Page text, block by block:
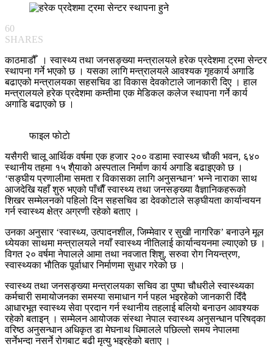
60
SHARES
काठमाडौँ । स्वास्थ्य तथा जनसङ्ख्या मन्त्रालयले हरेक प्रदेशमा ट्रमा सेन्टर
स्थापना गर्ने भएको छ । यसका लागि मन्त्रालयले आवश्यक गृहकार्य अगाडि
बढाएको मन्त्रालयका सहसचिव डा विकास देवकोटाले जानकारी दिए । हाल
मन्त्रालयले हरेक प्रदेशमा कम्तीमा एक मेडिकल कलेज स्थापना गर्ने कार्य
अगाडि बढाएको छ ।
फाइल फाेटाे
यसैगरी चालू आर्थिक वर्षमा एक हजार २०० वडामा स्वास्थ्य चौकी भवन, ६४०
स्थानीय तहमा १५ शै्याको अस्पताल निर्माण कार्य अगाडि बढाइएको छ ।
‘सङ्घीय प्रणालीमा समता र विकासका लागि अनुसन्धान’ भन्ने नाराका साथ
आजदेखि यहाँ शुरु भएको पाँचाैँ स्वास्थ्य तथा जनसङ्ख्या वैज्ञानिकहरूको
शिखर सम्मेलनको पहिलो दिन सहसचिव डा देवकोटाले सङ्घीयता कार्यान्वयन
गर्न स्वास्थ्य क्षेत्र अग्रणी रहेको बताए ।
उनका अनुसार ‘स्वास्थ्य, उत्पादनशील, जिम्मेवार र सुखी नागरिक’ बनाउने मूल
ध्येयका साथमा मन्त्रालयले नयाँ स्वास्थ्य नीतिलाई कार्यान्वयनमा ल्याएको छ ।
विगत २० वर्षमा नेपालले आमा तथा नवजात शिशु, सरुवा रोग नियन्त्रण,
स्वास्थ्यका भौतिक पूर्वाधार निर्माणमा सुधार गरेको छ ।
स्वास्थ्य तथा जनसङ्ख्या मन्त्रालयका सचिव डा पुष्पा चौधरीले स्वास्थ्यका
कर्मचारी समायोजनका समस्या समाधान गर्न पहल भइरहेको जानकारी दिँदै
आधारभूत स्वास्थ्य सेवा प्रदान गर्न स्थानीय तहलाई बलियो बनाउन आवश्यक
रहेको बताइन् । सम्मेलन आयोजक संस्था नेपाल स्वास्थ्य अनुसन्धान परिषद्का
वरिष्ठ अनुसन्धान अधिकृत डा मेघनाथ धिमालले पछिल्लो समय नेपालमा
सर्नेभन्दा नसर्ने रोगबाट बढी मृत्यु भइरहेको बताए ।